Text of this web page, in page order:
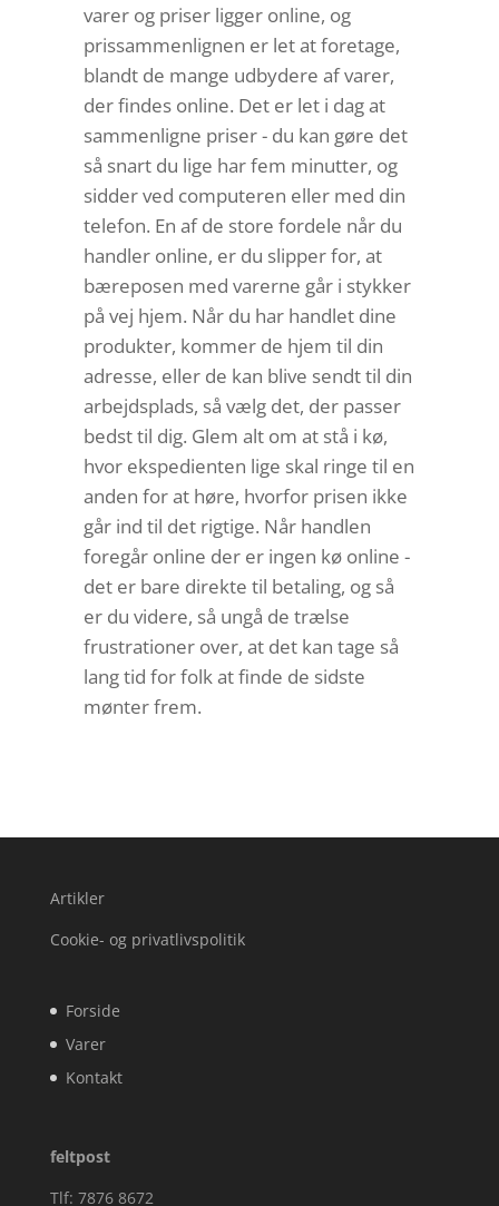
varer og priser ligger online, og
prissammenlignen er let at foretage,
blandt de mange udbydere af varer,
der findes online. Det er let i dag at
sammenligne priser - du kan gøre det
så snart du lige har fem minutter, og
sidder ved computeren eller med din
telefon. En af de store fordele når du
handler online, er du slipper for, at
bæreposen med varerne går i stykker
på vej hjem. Når du har handlet dine
produkter, kommer de hjem til din
adresse, eller de kan blive sendt til din
arbejdsplads, så vælg det, der passer
bedst til dig. Glem alt om at stå i kø,
hvor ekspedienten lige skal ringe til en
anden for at høre, hvorfor prisen ikke
går ind til det rigtige. Når handlen
foregår online der er ingen kø online -
det er bare direkte til betaling, og så
er du videre, så ungå de trælse
frustrationer over, at det kan tage så
lang tid for folk at finde de sidste
mønter frem.
Artikler
Cookie- og privatlivspolitik
Forside
Varer
Kontakt
feltpost
Tlf: 7876 8672